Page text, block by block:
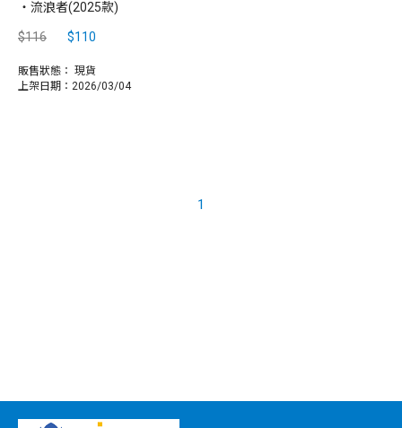
‧流浪者(2025款)
$116 $110
販售狀態： 現貨
上架日期：2026/03/04
1